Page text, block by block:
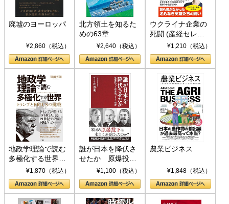
廃墟のヨーロッパ
¥2,860（税込）
北方領土を知るた
めの63章
¥2,640（税込）
ウクライナ企業の
死闘 (産経セレク
ト S 039)¥1,210（税込）
地政学理論で読む
多極化する世界：
トランプとBRICS
の挑戦
¥1,870（税込）
誰が日本を降伏さ
せたか 原爆投
下、ソ連参戦、そ
して聖断 (PHP新
書)
¥1,100（税込）
農業ビジネス
¥1,848（税込）